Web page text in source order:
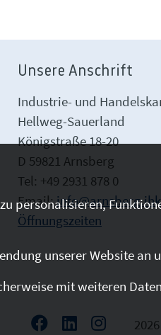
Unsere Anschrift
Industrie- und
Hellweg-Sauerland
Königstraße 18-20
D 59821 Arnsberg
Tel: +49 2931 878 0
Email:
Öffnungszeiten
personalisieren,
unserer Website an
mit weiteren